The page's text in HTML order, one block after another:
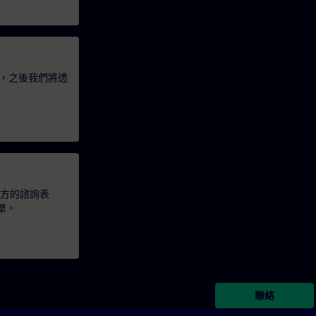
之後我們將透
的諮詢表
。
聯絡